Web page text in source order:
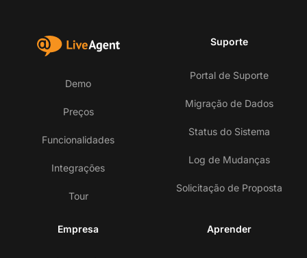
Demo
Preços
Funcionalidades
Integrações
Tour
Suporte
Portal de Suporte
Migração de Dados
Status do Sistema
Log de Mudanças
Solicitação de Proposta
Empresa Aprender